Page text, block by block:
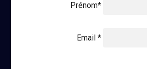
Prénom*
Email *